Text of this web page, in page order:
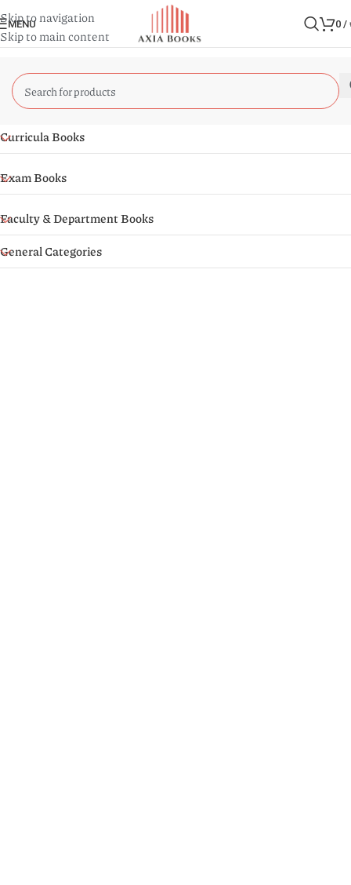
Skip to navigation
Skip to main content
MENU 0 /
Curricula Books
Exam Books
Faculty & Department Books
General Categories